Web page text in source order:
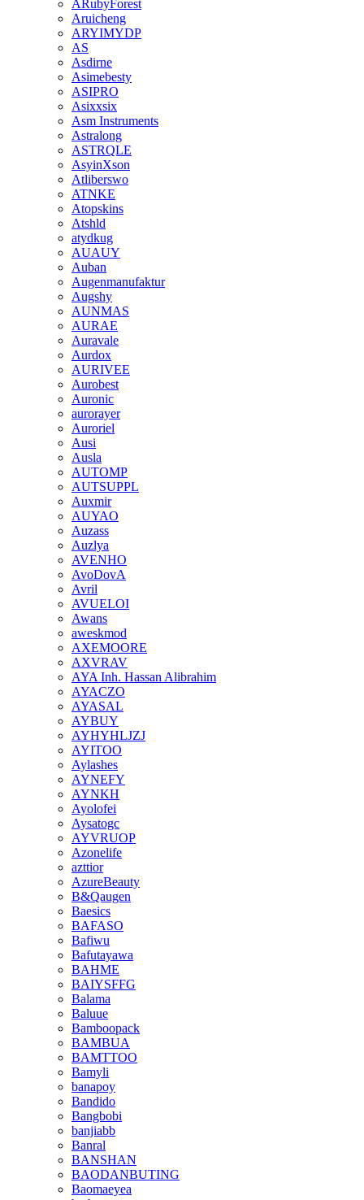
ARubyForest
Aruicheng
ARYIMYDP
AS
Asdirne
Asimebesty
ASIPRO
Asixxsix
Asm Instruments
Astralong
ASTRQLE
AsyinXson
Atliberswo
ATNKE
Atopskins
Atshld
atydkug
AUAUY
Auban
Augenmanufaktur
Augshy
AUNMAS
AURAE
Auravale
Aurdox
AURIVEE
Aurobest
Auronic
aurorayer
Auroriel
Ausi
Ausla
AUTOMP
AUTSUPPL
Auxmir
AUYAO
Auzass
Auzlya
AVENHO
AvoDovA
Avril
AVUELOI
Awans
aweskmod
AXEMOORE
AXVRAV
AYA Inh. Hassan Alibrahim
AYACZO
AYASAL
AYBUY
AYHYHLJZJ
AYITOO
Aylashes
AYNEFY
AYNKH
Ayolofei
Aysatogc
AYVRUOP
Azonelife
azttior
AzureBeauty
B&Qaugen
Baesics
BAFASO
Bafiwu
Bafutayawa
BAHME
BAIYSFFG
Balama
Baluue
Bamboopack
BAMBUA
BAMTTOO
Bamyli
banapoy
Bandido
Bangbobi
banjiabb
Banral
BANSHAN
BAODANBUTING
Baomaeyea